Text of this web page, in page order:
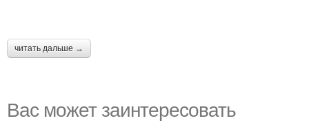
читать дальше →
Вас может заинтересовать